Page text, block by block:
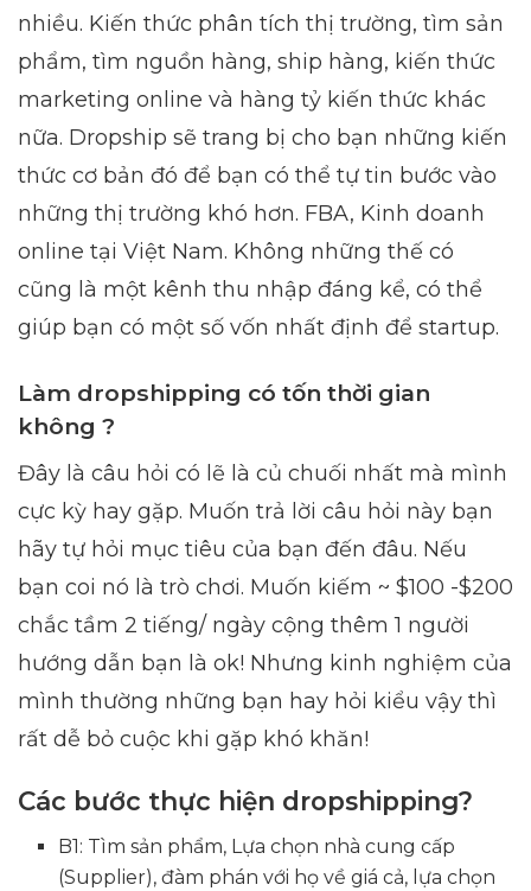
nhiều. Kiến thức phân tích thị trường, tìm sản
phẩm, tìm nguồn hàng, ship hàng, kiến thức
marketing online và hàng tỷ kiến thức khác
nữa. Dropship sẽ trang bị cho bạn những kiến
thức cơ bản đó để bạn có thể tự tin bước vào
những thị trường khó hơn. FBA, Kinh doanh
online tại Việt Nam. Không những thế có
cũng là một kênh thu nhập đáng kể, có thể
giúp bạn có một số vốn nhất định để startup.
Làm dropshipping có tốn thời gian
không ?
Đây là câu hỏi có lẽ là củ chuối nhất mà mình
cực kỳ hay gặp. Muốn trả lời câu hỏi này bạn
hãy tự hỏi mục tiêu của bạn đến đâu. Nếu
bạn coi nó là trò chơi. Muốn kiếm ~ $100 -$200
chắc tầm 2 tiếng/ ngày cộng thêm 1 người
hướng dẫn bạn là ok! Nhưng kinh nghiệm của
mình thường những bạn hay hỏi kiểu vậy thì
rất dễ bỏ cuộc khi gặp khó khăn!
Các bước thực hiện dropshipping?
B1: Tìm sản phẩm, Lựa chọn nhà cung cấp
(Supplier), đàm phán với họ về giá cả, lựa chọn